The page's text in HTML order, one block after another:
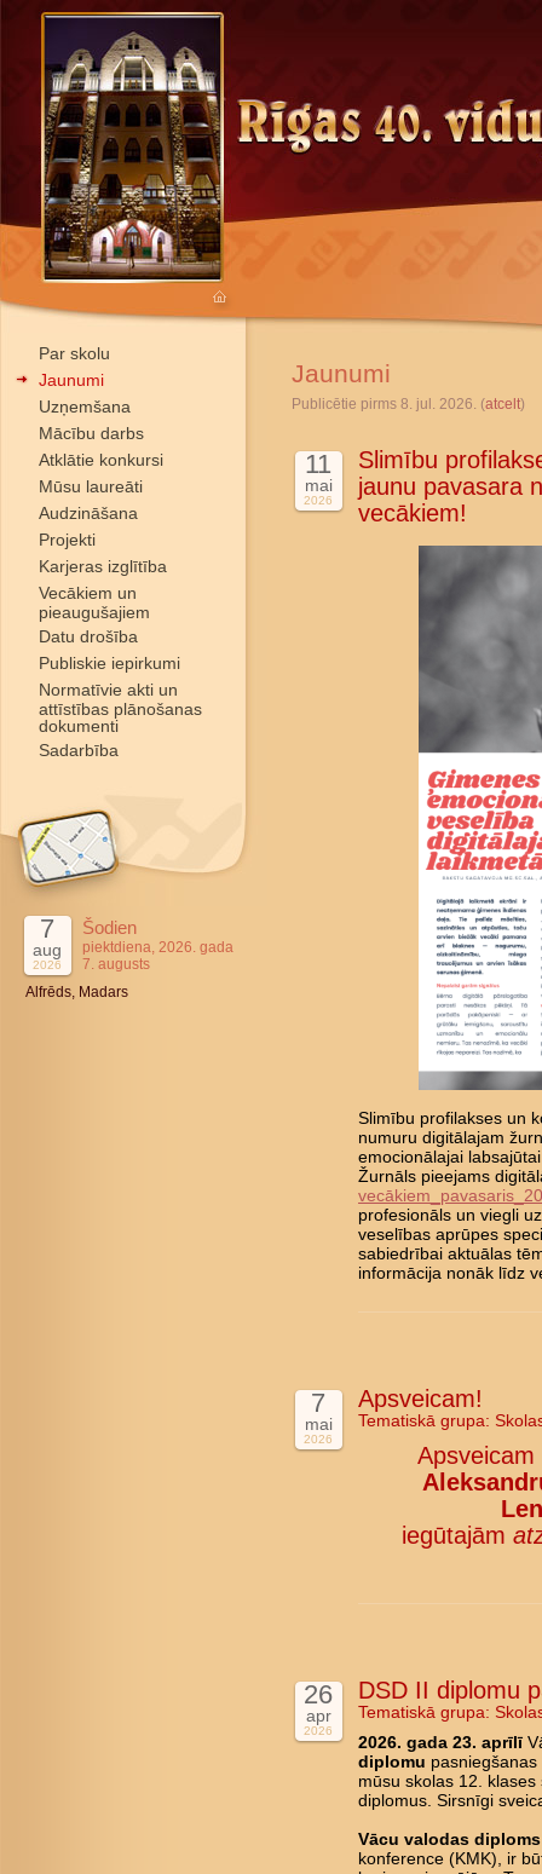
Par skolu
Jaunumi
Uzņemšana
Mācību darbs
Atklātie konkursi
Mūsu laureāti
Audzināšana
Projekti
Karjeras izglītība
Vecākiem un
pieaugušajiem
Datu drošība
Publiskie iepirkumi
Normatīvie akti un
attīstības plānošanas
dokumenti
Sadarbība
7
aug
2026
Šodien
piektdiena, 2026. gada
7. augusts
Alfrēds, Madars
Jaunumi
Publicētie pirms 8. jul. 2026. (atcelt)
11
mai
2026
Slimību
jaunu pavasara
vecākiem!
Slimību profilakses un
numuru digitālajam
emocionālajai
Žurnāls pieejams
profesionāls un viegli
veselības aprūpes
sabiedrībai aktuālas
informācija nonāk
7
mai
2026
Apsveicam!
Tematiskā grupa:
Apsveicam
iegūtajām
26
apr
2026
DSD II diplomu
Tematiskā grupa:
2026. gada 23. aprīlī
diplomu
mūsu skolas 12.
diplomus. Sirsnīgi
Vācu valodas
konference (KMK), ir